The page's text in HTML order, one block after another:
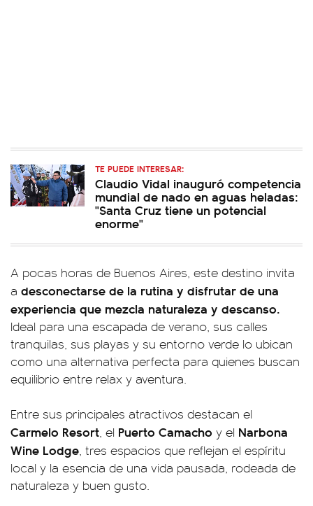
TE PUEDE INTERESAR:
Claudio Vidal inauguró competencia
mundial de nado en aguas heladas:
"Santa Cruz tiene un potencial
enorme"
A pocas horas de Buenos Aires, este destino invita
a desconectarse de la rutina y disfrutar de una
experiencia que mezcla naturaleza y descanso.
Ideal para una escapada de verano, sus calles
tranquilas, sus playas y su entorno verde lo ubican
como una alternativa perfecta para quienes buscan
equilibrio entre relax y aventura.
Entre sus principales atractivos destacan el
Carmelo Resort, el Puerto Camacho y el Narbona
Wine Lodge, tres espacios que reflejan el espíritu
local y la esencia de una vida pausada, rodeada de
naturaleza y buen gusto.